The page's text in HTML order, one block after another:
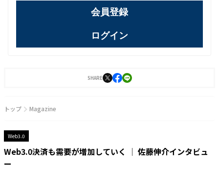
会員登録
ログイン
SHARE
トップ Magazine
Web3.0
Web3.0決済も需要が増加していく │ 佐藤伸介インタビュ
ー